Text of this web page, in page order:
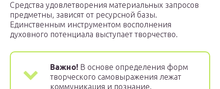
Средства удовлетворения материальных запросов
предметны, зависят от ресурсной базы.
Единственным инструментом восполнения
духовного потенциала выступает творчество.
Важно! В основе определения форм
творческого самовыражения лежат
коммуникация и познание.